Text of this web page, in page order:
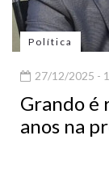
Política
27/12/2025 -
Grando é
anos na